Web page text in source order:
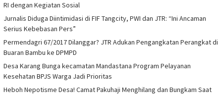
RI dengan Kegiatan Sosial
Jurnalis Diduga Diintimidasi di FIF Tangcity, PWI dan JTR: “Ini Ancaman
Serius Kebebasan Pers”
Permendagri 67/2017 Dilanggar? JTR Adukan Pengangkatan Perangkat di
Buaran Bambu ke DPMPD
Desa Karang Bunga kecamatan Mandastana Program Pelayanan
Kesehatan BPJS Warga Jadi Prioritas
Heboh Nepotisme Desa! Camat Pakuhaji Menghilang dan Bungkam Saat